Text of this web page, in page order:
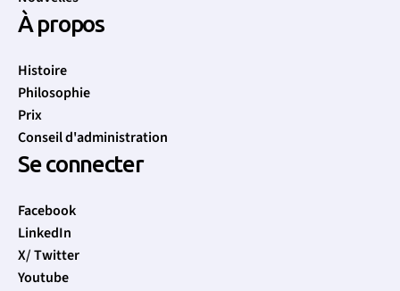
À propos
Histoire
Philosophie
Prix
Conseil d'administration
Se connecter
Facebook
LinkedIn
X/ Twitter
Youtube
Let's talk clean water / Parlons de l'eau potable